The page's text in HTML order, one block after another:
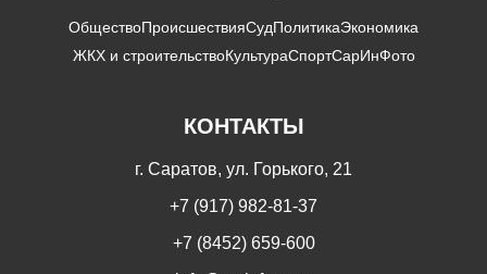
ОбществоПроисшествияСудПолитикаЭкономика
ЖКХ и строительствоКультураСпортСарИнФото
КОНТАКТЫ
г. Саратов, ул. Горького, 21
+7 (917) 982-81-37
+7 (8452) 659-600